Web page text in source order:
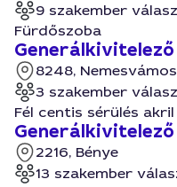
9 szakember
Fürdőszoba
Generálkivitelező
8248, Nemesvámos
3 szakember
Fél centis sérülés
Generálkivitelező
2216, Bénye
13 szakember